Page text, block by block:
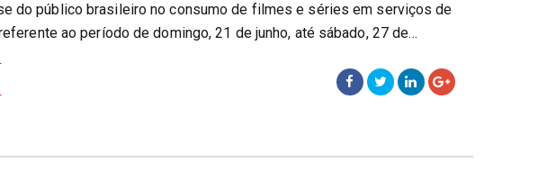
do público brasileiro no consumo de filmes e séries em serviços de
ao período de domingo, 21 de junho, até sábado, 27 de…